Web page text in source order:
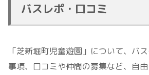
バスレポ・口コミ
「芝新堀町児童遊園」について、バ
事項、口コミや仲間の募集など、自